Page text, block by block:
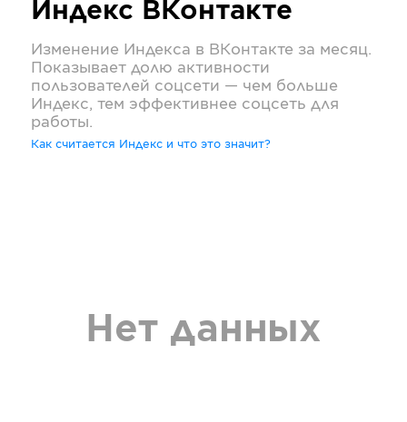
Индекс ВКонтакте
Изменение Индекса в ВКонтакте за месяц.
Показывает долю активности
пользователей соцсети — чем больше
Индекс, тем эффективнее соцсеть для
работы.
Как считается Индекс и что это значит?
Нет данных